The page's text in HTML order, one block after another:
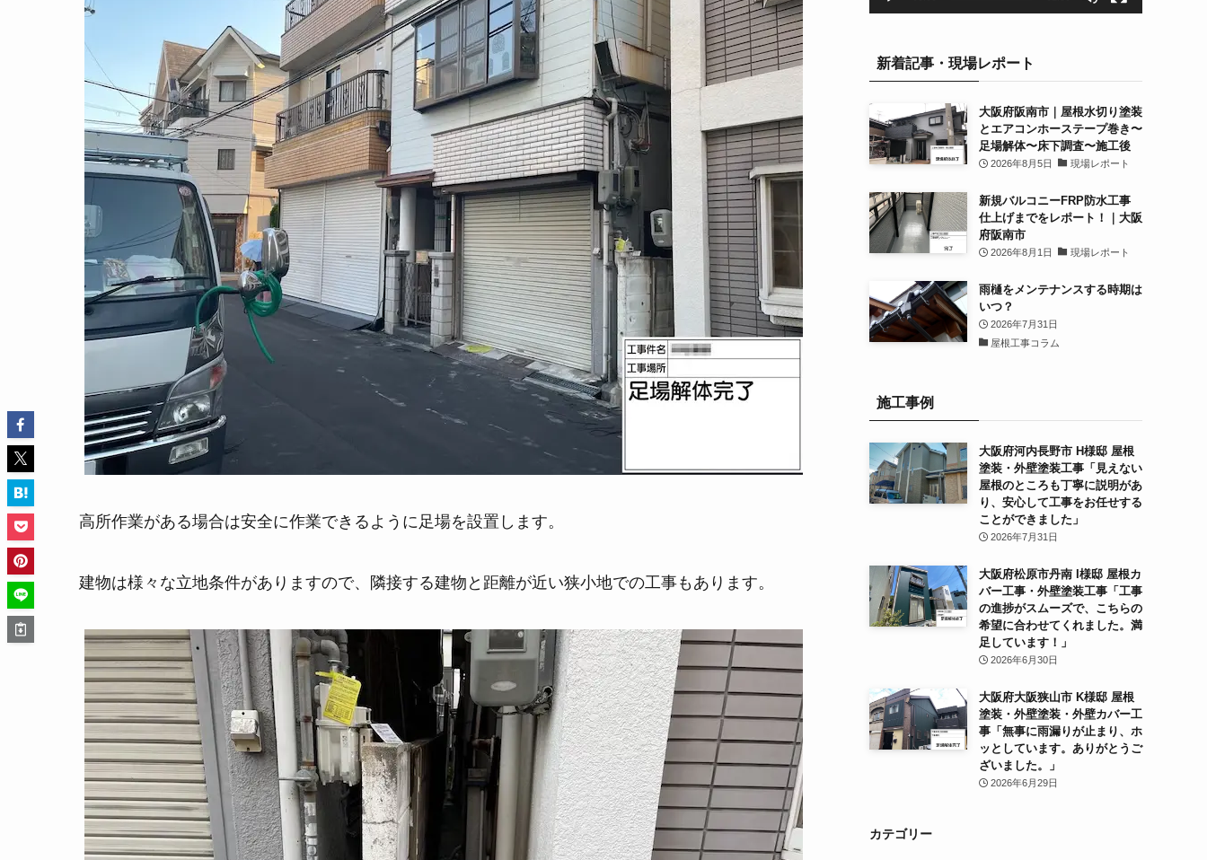
高所作業がある場合は安全に作業できるように足場を設置します。
建物は様々な立地条件がありますので、隣接する建物と距離が近い狭小地での工事もあります。
新着記事・現場レポート
大阪府阪南市｜屋根水切り塗装
とエアコンホーステープ巻き〜
足場解体〜床下調査〜施工後
2026年8月5日 現場レポート
新規バルコニーFRP防水工事
仕上げまでをレポート！｜大阪
府阪南市
2026年8月1日 現場レポート
雨樋をメンテナンスする時期は
いつ？
2026年7月31日
屋根工事コラム
施工事例
大阪府河内長野市 H様邸 屋根
塗装・外壁塗装工事「見えない
屋根のところも丁寧に説明があ
り、安心して工事をお任せする
ことができました」
2026年7月31日
大阪府松原市丹南 I様邸 屋根カ
バー工事・外壁塗装工事「工事
の進捗がスムーズで、こちらの
希望に合わせてくれました。満
足しています！」
2026年6月30日
大阪府大阪狭山市 K様邸 屋根
塗装・外壁塗装・外壁カバー工
事「無事に雨漏りが止まり、ホ
ッとしています。ありがとうご
ざいました。」
2026年6月29日
カテゴリー